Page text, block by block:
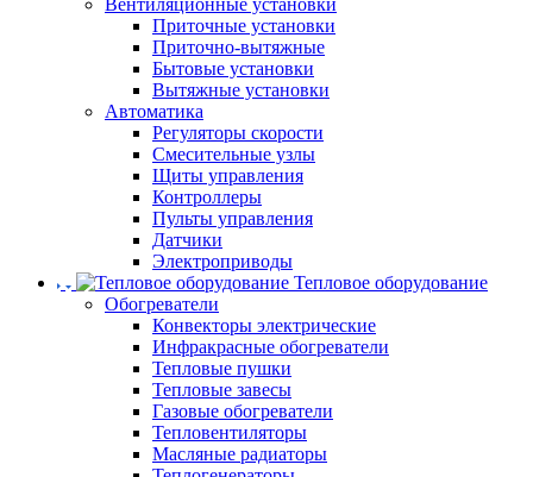
Вентиляционные установки
Приточные установки
Приточно-вытяжные
Бытовые установки
Вытяжные установки
Автоматика
Регуляторы скорости
Смесительные узлы
Щиты управления
Контроллеры
Пульты управления
Датчики
Электроприводы
Тепловое оборудование
Обогреватели
Конвекторы электрические
Инфракрасные обогреватели
Тепловые пушки
Тепловые завесы
Газовые обогреватели
Тепловентиляторы
Масляные радиаторы